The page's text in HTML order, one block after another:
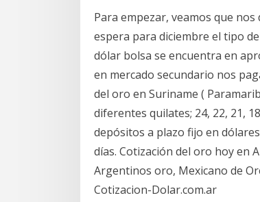
Para empezar, veamos que
espera para diciembre el tipo
dólar bolsa se encuentra en
en mercado secundario nos
del oro en Suriname (
diferentes quilates; 24, 22, 21,
depósitos a plazo fijo en
días. Cotización del oro hoy en
Argentinos oro, Mexicano de
Cotizacion-Dolar.com.ar